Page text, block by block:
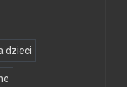
dzieci